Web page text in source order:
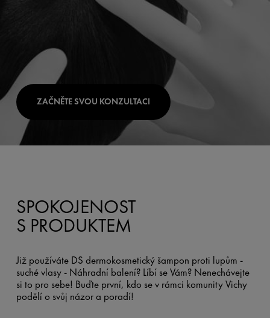
ZAČNĚTE SVOU KONZULTACI
SPOKOJENOST
S PRODUKTEM
Již používáte DS dermokosmetický šampon proti lupům -
suché vlasy - Náhradní balení? Líbí se Vám? Nenechávejte
si to pro sebe! Buďte první, kdo se v rámci komunity Vichy
podělí o svůj názor a poradí!